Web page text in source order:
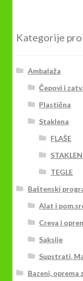
Kategorije
Ambalaža
Čepovi i
Plastična
Staklena
FLAŠE
TEGLE
Baštenski
Alat i
Creva i
Saksije
Supstrati,
Bazeni, oprema